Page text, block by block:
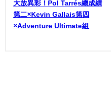
大放異彩！Pol Tarrés總成績
第二×Kevin Gallais第四
×Adventure Ultimate組